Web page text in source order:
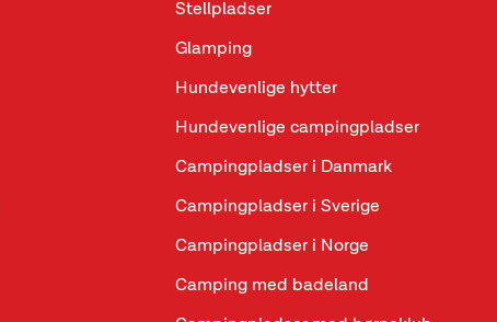
Stellpladser
Glamping
Hundevenlige hytter
Hundevenlige campingpladser
Campingpladser i Danmark
Campingpladser i Sverige
Campingpladser i Norge
Camping med badeland